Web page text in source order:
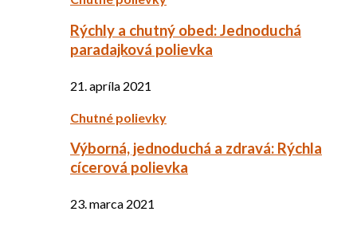
Rýchly a chutný obed: Jednoduchá
paradajková polievka
21. apríla 2021
Chutné polievky
Výborná, jednoduchá a zdravá: Rýchla
cícerová polievka
23. marca 2021